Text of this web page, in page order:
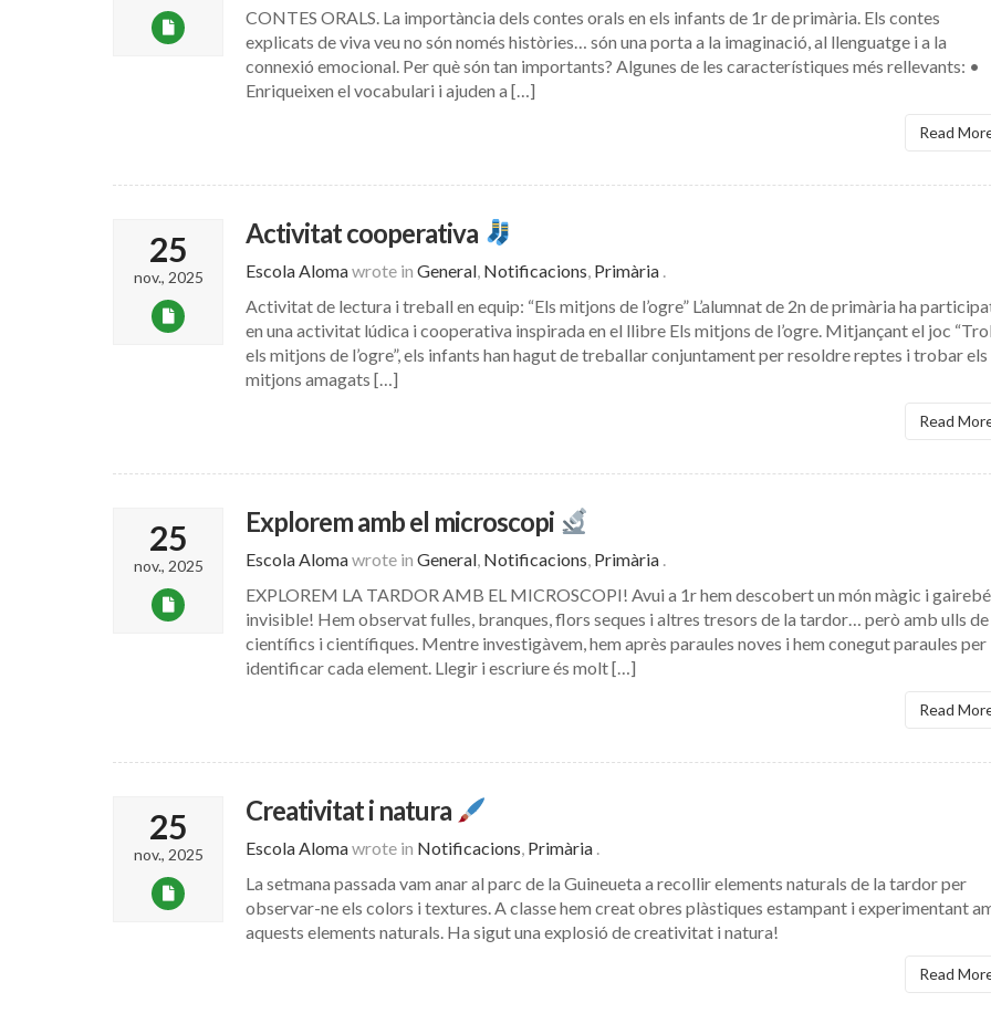
CONTES ORALS. La importància dels contes orals en els infants de 1r de primària. Els contes
explicats de viva veu no són només històries… són una porta a la imaginació, al llenguatge i a la
connexió emocional. Per què són tan importants? Algunes de les característiques més rellevants: •
Enriqueixen el vocabulari i ajuden a […]
Read
25
nov., 2025
Activitat cooperativa
Escola Alomawrote in General, Notificacions, Primària .
Activitat de lectura i treball en equip: “Els mitjons de l’ogre” L’alumnat de 2n de primària ha
en una activitat lúdica i cooperativa inspirada en el llibre Els mitjons de l’ogre. Mitjançant el joc
els mitjons de l’ogre”, els infants han hagut de treballar conjuntament per resoldre reptes i trobar els
mitjons amagats […]
Read
25
nov., 2025
Explorem amb el microscopi
Escola Alomawrote in General, Notificacions, Primària .
EXPLOREM LA TARDOR AMB EL MICROSCOPI! Avui a 1r hem descobert un món màgic i gairebé
invisible! Hem observat fulles, branques, flors seques i altres tresors de la tardor… però amb ulls de
científics i científiques. Mentre investigàvem, hem après paraules noves i hem conegut paraules per
identificar cada element. Llegir i escriure és molt […]
Read
25
nov., 2025
Creativitat i natura
Escola Alomawrote in Notificacions, Primària .
La setmana passada vam anar al parc de la Guineueta a recollir elements naturals de la tardor per
observar-ne els colors i textures. A classe hem creat obres plàstiques estampant i experimentant
aquests elements naturals. Ha sigut una explosió de creativitat i natura!
Read